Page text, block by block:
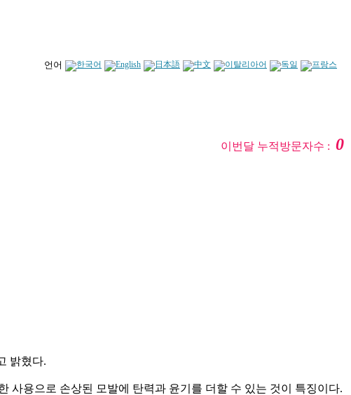
언어
이번달 누적방문자수 :0
밝혔다.
사용으로 손상된 모발에 탄력과 윤기를 더할 수 있는 것이 특징이다.